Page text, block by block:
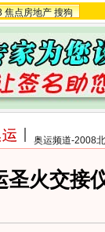
焦点房地产 搜狗
奥运频道-2008
圣火交接